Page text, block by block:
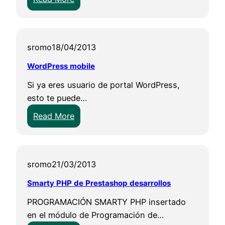
A
W
o
d
P
r
e
N
v
a
a
s
a
r
a
d
p
a
sromo18/04/2013
WordPress mobile
Si ya eres usuario de portal WordPress,
esto te puede…
Read More:
W
d
P
e
s
sromo21/03/2013
Smarty PHP de Prestashop desarrollos
PROGRAMACIÓN SMARTY PHP insertado
en el módulo de Programación de…